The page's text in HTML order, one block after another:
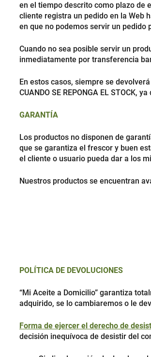
en el tiempo descrito como plazo de
cliente registra un pedido en la Web
en que no podemos servir un pedido
Cuando no sea posible servir un
inmediatamente por transferencia
En estos casos, siempre se devolverá
CUANDO SE REPONGA EL
GARANTÍA
Los productos no disponen de
que se garantiza el frescor y buen
el cliente o usuario pueda dar a los
Nuestros productos se encuentran
POLÍTICA DE DEVOLUCIONES
“Mi Aceite a Domicilio” garantiza
adquirido, se lo cambiaremos o le
Forma de ejercer el derecho de
decisión inequívoca de desistir del